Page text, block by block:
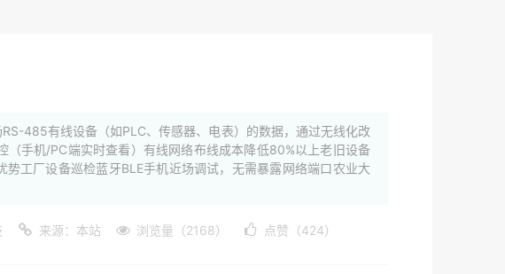
485有线设备（如PLC、传感器、电表）的数据，通过无线化改
（手机/PC端实时查看）有线网络布线成本降低80%以上老旧设备
工厂设备巡检蓝牙BLE手机近场调试，无需暴露网络端口农业大
来源：本站 浏览量（2168） 点赞（424）